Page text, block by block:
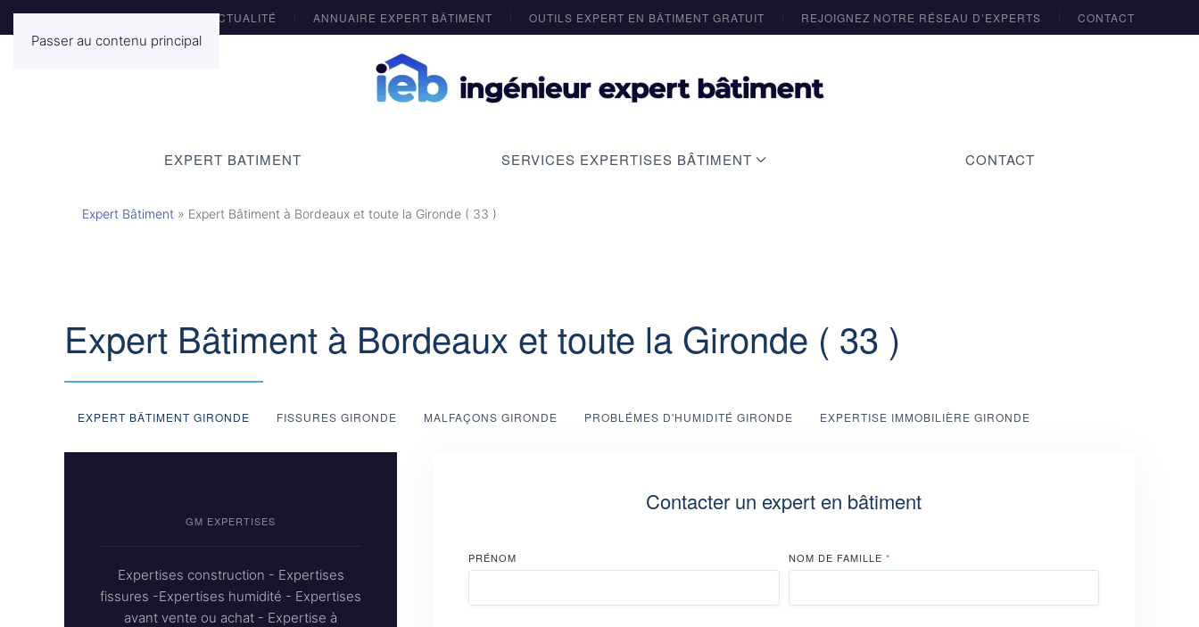
Passer au contenu principal
ACTUALITÉ ANNUAIRE EXPERT BÂTIMENT OUTILS EXPERT EN BÂTIMENT GRATUIT REJOIGNEZ NOTRE RÉSEAU D’EXPERTS CONTACT
EXPERT BATIMENT SERVICES EXPERTISES BÂTIMENT CONTACT
Expert Bâtiment » Expert Bâtiment à Bordeaux et toute la Gironde ( 33 )
Expert Bâtiment à Bordeaux et toute la Gironde ( 33 )
EXPERT BÂTIMENT GIRONDE FISSURES GIRONDE MALFAÇONS GIRONDE PROBLÉMES D'HUMIDITÉ GIRONDE EXPERTISE IMMOBILIÈRE GIRONDE
GM EXPERTISES
Expertises construction - Expertises
fissures -Expertises humidité - Expertises
avant vente ou achat - Expertise à
Contacter un expert en bâtiment
PRÉNOM NOM DE FAMILLE *